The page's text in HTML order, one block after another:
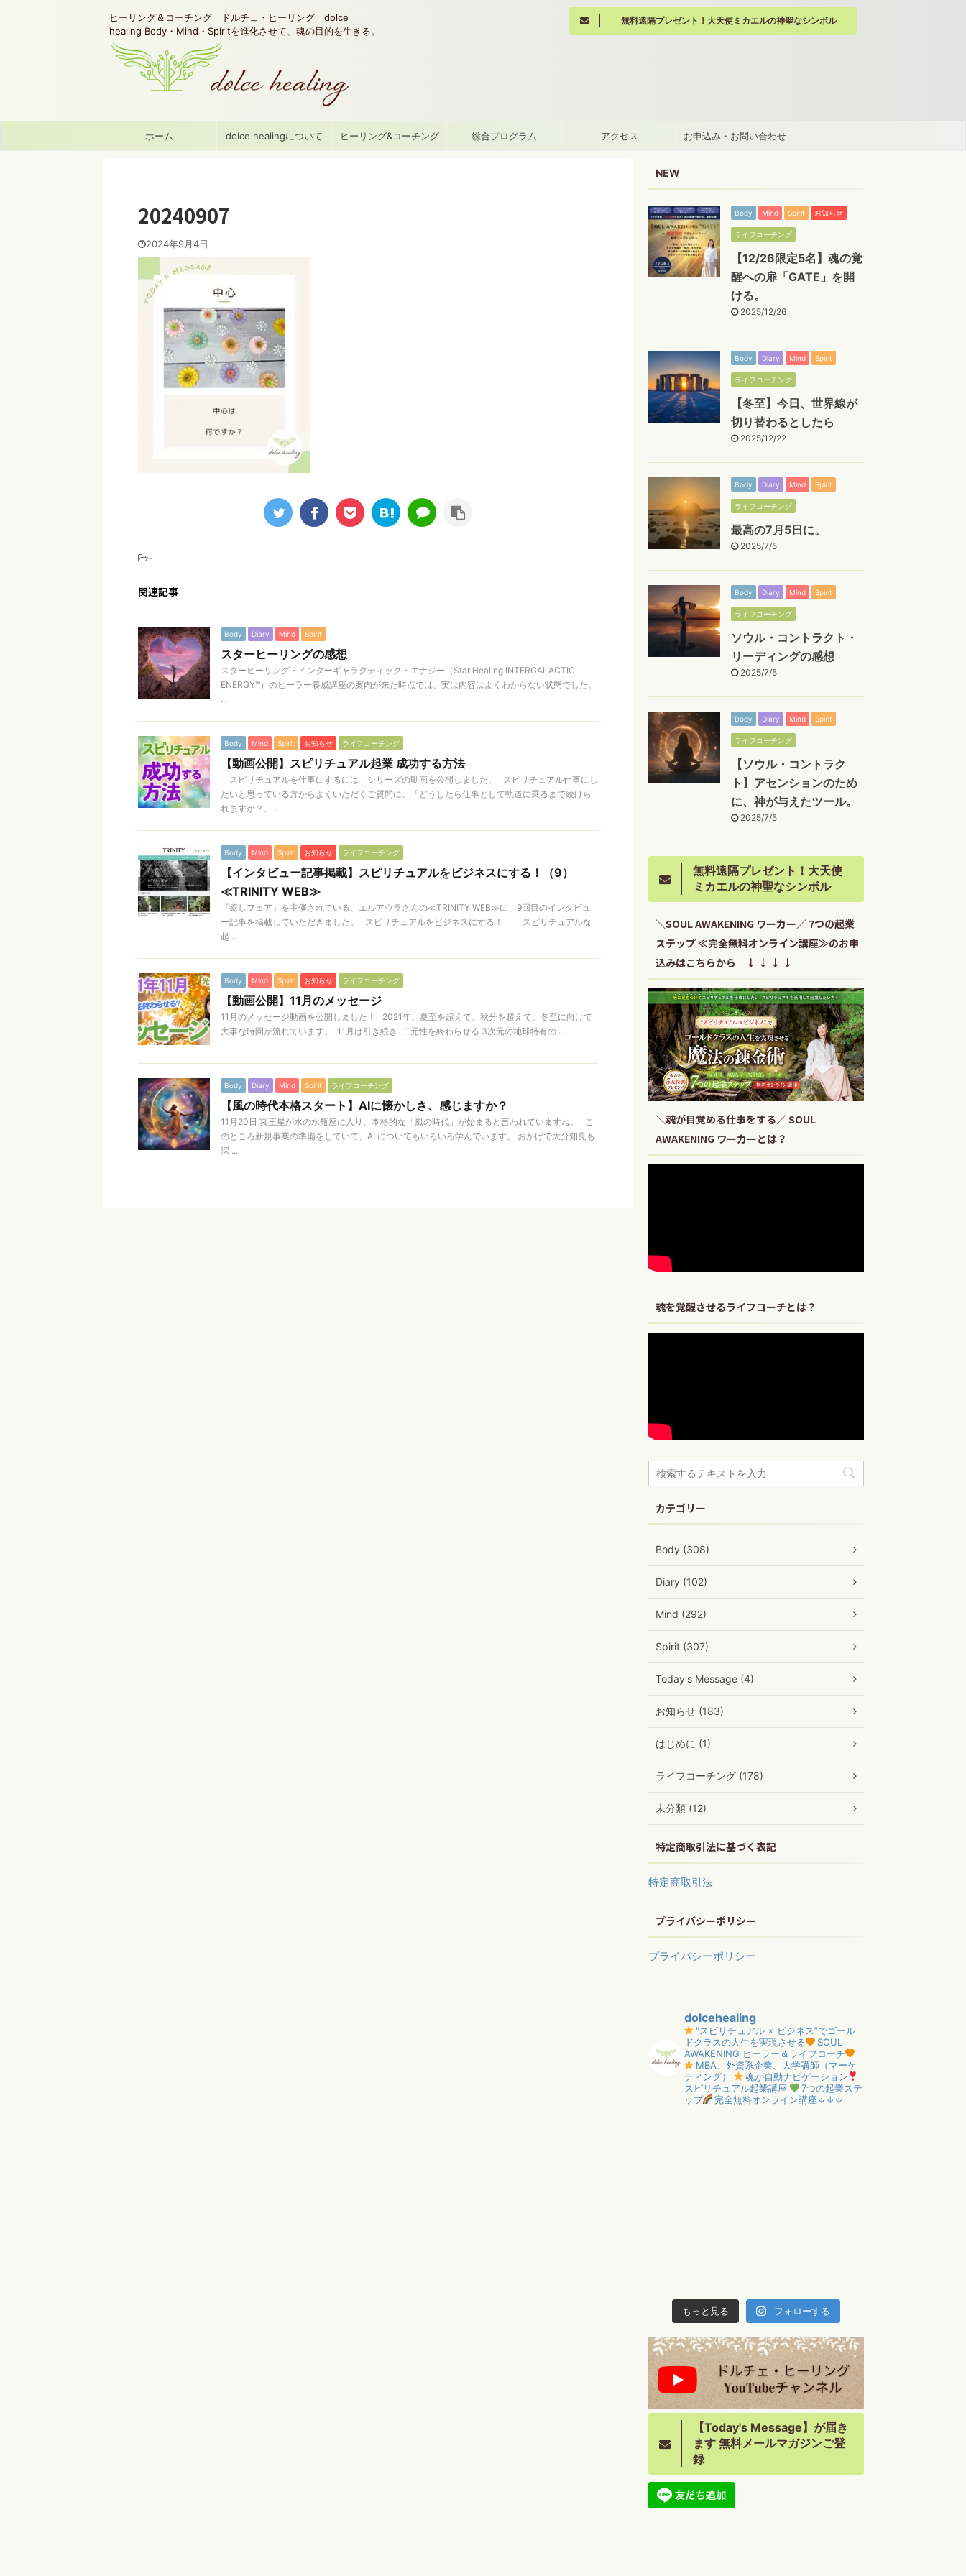
ヒーリング＆コーチング ドルチェ・ヒーリング dolce
healing Body・Mind・Spiritを進化させて、魂の目的を生きる。
無料遠隔プレゼント！大天使ミカエルの神聖なシンボル
ホーム dolce healingについて ヒーリング&コーチング 総合プログラム アクセス お申込み・お問い合わせ
20240907
2024年9月4日
-
関連記事
Body Diary Mind Spirit
スターヒーリングの感想
スターヒーリング・インターギャラクティック・エナジー（Star Healing INTERGALACTIC
ENERGY™）のヒーラー養成講座の案内が来た時点では、実は内容はよくわからない状態でした。
...
Body Mind Spirit お知らせ ライフコーチング
【動画公開】スピリチュアル起業 成功する方法
「スピリチュアルを仕事にするには」シリーズの動画を公開しました。 スピリチュアル仕事にし
たいと思っている方からよくいただくご質問に、「どうしたら仕事として軌道に乗るまで続けら
れますか？」 ...
Body Mind Spirit お知らせ ライフコーチング
【インタビュー記事掲載】スピリチュアルをビジネスにする！（9）
≪TRINITY WEB≫
『癒しフェア」を主催されている、エルアウラさんの≪TRINITY WEB≫に、9回目のインタビュ
ー記事を掲載していただきました。 スピリチュアルをビジネスにする！ スピリチュアルな
起 ...
Body Mind Spirit お知らせ ライフコーチング
【動画公開】11月のメッセージ
11月のメッセージ動画を公開しました！ 2021年、夏至を超えて、秋分を超えて、冬至に向けて
大事な時間が流れています。 ㅤ 11月は引き続きㅤ ㅤ 二元性を終わらせる 3次元の地球特有の ...
Body Diary Mind Spirit ライフコーチング
【風の時代本格スタート】AIに懐かしさ、感じますか？
11月20日 冥王星が水の水瓶座に入り、本格的な「風の時代」が始まると言われていますね。 こ
のところ新規事業の準備をしていて、AI についてもいろいろ学んでいます。 おかげで大分知見も
深 ...
NEW
Body Mind Spirit お知らせ
ライフコーチング
【12/26限定5名】魂の覚
醒への扉「GATE」を開
ける。
2025/12/26
Body Diary Mind Spirit
ライフコーチング
【冬至】今日、世界線が
切り替わるとしたら
2025/12/22
Body Diary Mind Spirit
ライフコーチング
最高の7月5日に。
2025/7/5
Body Diary Mind Spirit
ライフコーチング
ソウル・コントラクト・
リーディングの感想
2025/7/5
Body Diary Mind Spirit
ライフコーチング
【ソウル・コントラク
ト】アセンションのため
に、神が与えたツール。
2025/7/5
無料遠隔プレゼント！大天使
ミカエルの神聖なシンボル
＼SOUL AWAKENING ワーカー／ 7つの起業
ステップ ≪完全無料オンライン講座≫のお申
込みはこちらから ↓ ↓ ↓ ↓
＼魂が目覚める仕事をする／ SOUL
AWAKENING ワーカーとは？
魂を覚醒させるライフコーチとは？
カテゴリー
Body (308)
Diary (102)
Mind (292)
Spirit (307)
Today's Message (4)
お知らせ (183)
はじめに (1)
ライフコーチング (178)
未分類 (12)
特定商取引法に基づく表記
特定商取引法
プライバシーポリシー
プライバシーポリシー
dolcehealing
"スピリチュアル × ビジネス”でゴール
ドクラスの人生を実現させる
SOUL
AWAKENING ヒーラー＆ライフコーチ
MBA、外資系企業、大学講師（マーケ
ティング）
魂が自動ナビゲーション
スピリチュアル起業講座
7つの起業ステ
ップ
完全無料オンライン講座↓↓↓
もっと見る フォローする
【Today's Message】が届き
ます 無料メールマガジンご登
録